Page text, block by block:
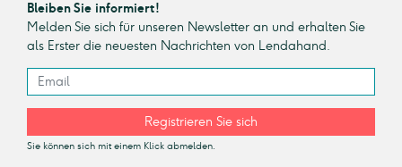
Bleiben Sie informiert!
Melden Sie sich für unseren Newsletter an und erhalten Sie
als Erster die neuesten Nachrichten von Lendahand.
Registrieren Sie sich
Sie können sich mit einem Klick abmelden.